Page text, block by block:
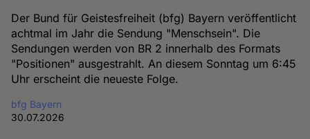
Der Bund für Geistesfreiheit (bfg) Bayern veröffentlicht
achtmal im Jahr die Sendung "Menschsein". Die
Sendungen werden von BR 2 innerhalb des Formats
"Positionen" ausgestrahlt. An diesem Sonntag um 6:45
Uhr erscheint die neueste Folge.
bfg Bayern
30.07.2026